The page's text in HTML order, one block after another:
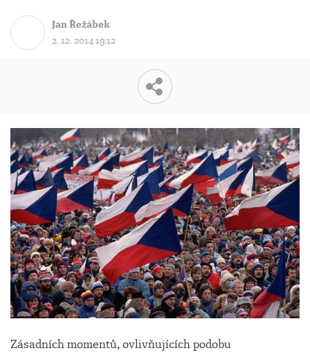
Jan Řežábek
2. 12. 2014 19:12
Zásadních momentů, ovlivňujících podobu